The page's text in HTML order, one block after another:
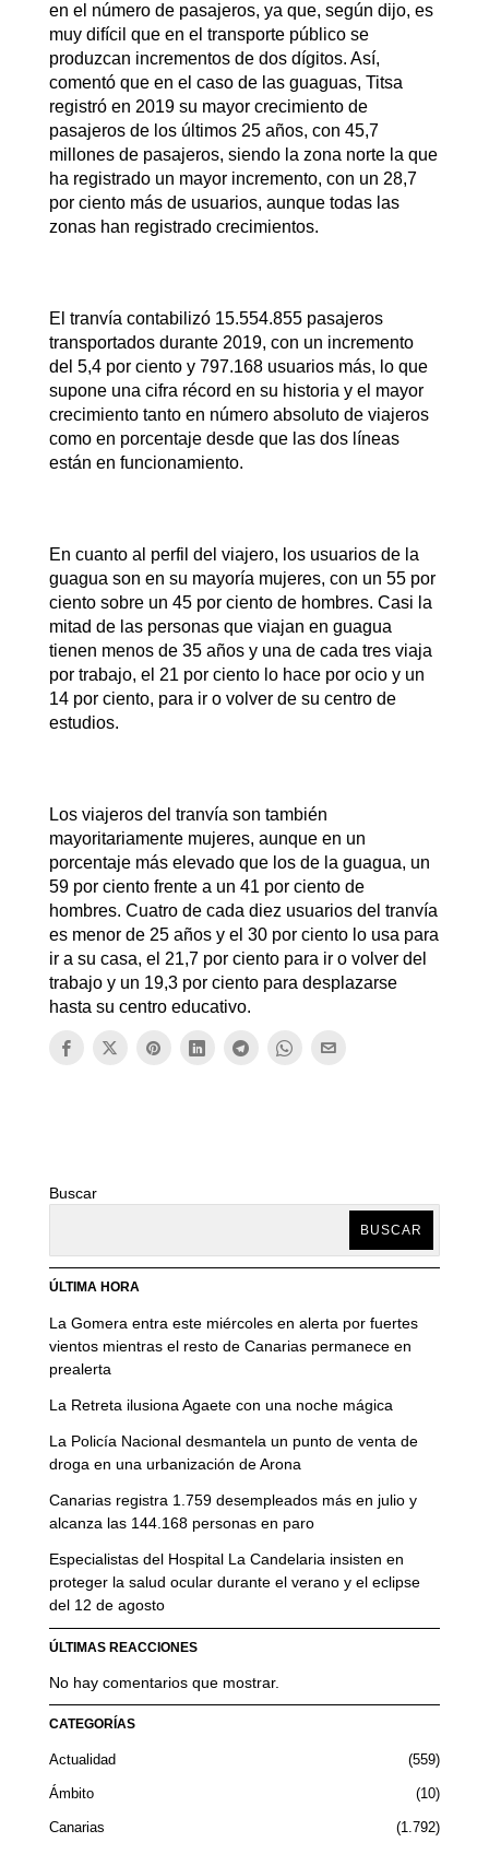
en el número de pasajeros, ya que, según dijo, es
muy difícil que en el transporte público se
produzcan incrementos de dos dígitos. Así,
comentó que en el caso de las guaguas, Titsa
registró en 2019 su mayor crecimiento de
pasajeros de los últimos 25 años, con 45,7
millones de pasajeros, siendo la zona norte la que
ha registrado un mayor incremento, con un 28,7
por ciento más de usuarios, aunque todas las
zonas han registrado crecimientos.
El tranvía contabilizó 15.554.855 pasajeros
transportados durante 2019, con un incremento
del 5,4 por ciento y 797.168 usuarios más, lo que
supone una cifra récord en su historia y el mayor
crecimiento tanto en número absoluto de viajeros
como en porcentaje desde que las dos líneas
están en funcionamiento.
En cuanto al perfil del viajero, los usuarios de la
guagua son en su mayoría mujeres, con un 55 por
ciento sobre un 45 por ciento de hombres. Casi la
mitad de las personas que viajan en guagua
tienen menos de 35 años y una de cada tres viaja
por trabajo, el 21 por ciento lo hace por ocio y un
14 por ciento, para ir o volver de su centro de
estudios.
Los viajeros del tranvía son también
mayoritariamente mujeres, aunque en un
porcentaje más elevado que los de la guagua, un
59 por ciento frente a un 41 por ciento de
hombres. Cuatro de cada diez usuarios del tranvía
es menor de 25 años y el 30 por ciento lo usa para
ir a su casa, el 21,7 por ciento para ir o volver del
trabajo y un 19,3 por ciento para desplazarse
hasta su centro educativo.
Buscar
BUSCAR
ÚLTIMA HORA
La Gomera entra este miércoles en alerta por fuertes
vientos mientras el resto de Canarias permanece en
prealerta
La Retreta ilusiona Agaete con una noche mágica
La Policía Nacional desmantela un punto de venta de
droga en una urbanización de Arona
Canarias registra 1.759 desempleados más en julio y
alcanza las 144.168 personas en paro
Especialistas del Hospital La Candelaria insisten en
proteger la salud ocular durante el verano y el eclipse
del 12 de agosto
ÚLTIMAS REACCIONES
No hay comentarios que mostrar.
CATEGORÍAS
Actualidad 559
Ámbito 10
Canarias 1.792